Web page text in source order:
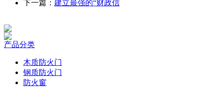
下一篇： 建立最强的“财政信
产品分类
木质防火门
钢质防火门
防火窗